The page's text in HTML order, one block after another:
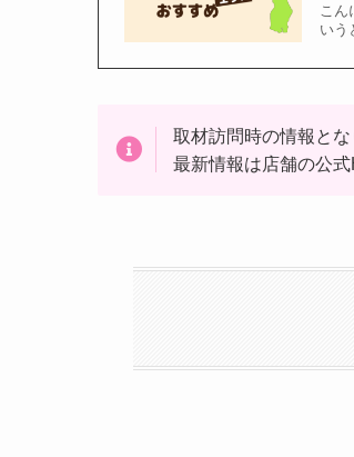
こ
いう
取材訪問時の情報とな
最新情報は店舗の公